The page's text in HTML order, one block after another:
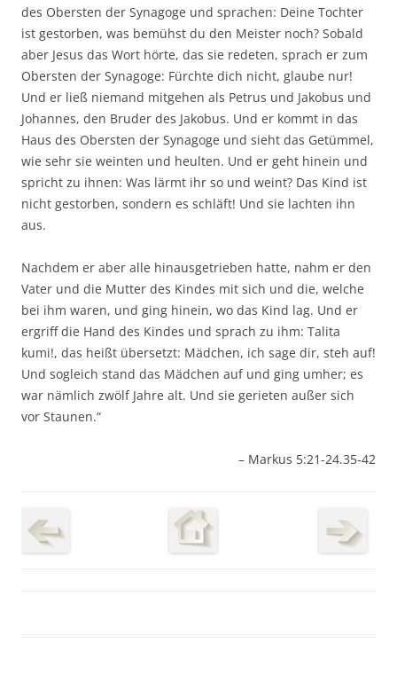
des Obersten der Synagoge und sprachen: Deine Tochter
ist gestorben, was bemühst du den Meister noch? Sobald
aber Jesus das Wort hörte, das sie redeten, sprach er zum
Obersten der Synagoge: Fürchte dich nicht, glaube nur!
Und er ließ niemand mitgehen als Petrus und Jakobus und
Johannes, den Bruder des Jakobus. Und er kommt in das
Haus des Obersten der Synagoge und sieht das Getümmel,
wie sehr sie weinten und heulten. Und er geht hinein und
spricht zu ihnen: Was lärmt ihr so und weint? Das Kind ist
nicht gestorben, sondern es schläft! Und sie lachten ihn
aus.
Nachdem er aber alle hinausgetrieben hatte, nahm er den
Vater und die Mutter des Kindes mit sich und die, welche
bei ihm waren, und ging hinein, wo das Kind lag. Und er
ergriff die Hand des Kindes und sprach zu ihm: Talita
kumi!, das heißt übersetzt: Mädchen, ich sage dir, steh auf!
Und sogleich stand das Mädchen auf und ging umher; es
war nämlich zwölf Jahre alt. Und sie gerieten außer sich
vor Staunen.“
– Markus 5:21-24.35-42